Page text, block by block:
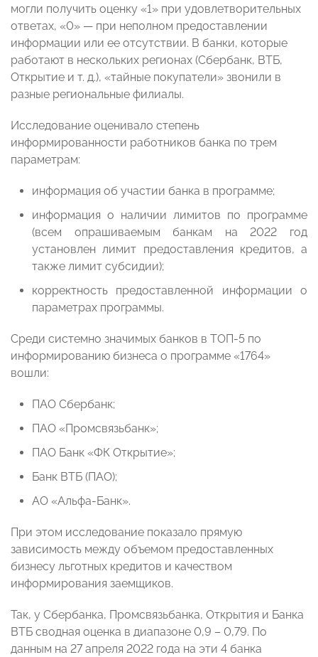
могли получить оценку «1» при удовлетворительных
ответах, «0» — при неполном предоставлении
информации или ее отсутствии. В банки, которые
работают в нескольких регионах (Сбербанк, ВТБ,
Открытие и т. д.), «тайные покупатели» звонили в
разные региональные филиалы.
Исследование оценивало степень
информированности работников банка по трем
параметрам:
информация об участии банка в программе;
информация о наличии лимитов по программе
(всем опрашиваемым банкам на 2022 год
установлен лимит предоставления кредитов, а
также лимит субсидии);
корректность предоставленной информации о
параметрах программы.
Среди системно значимых банков в ТОП-5 по
информированию бизнеса о программе «1764»
вошли:
ПАО Сбербанк;
ПАО «Промсвязьбанк»;
ПАО Банк «ФК Открытие»;
Банк ВТБ (ПАО);
АО «Альфа-Банк».
При этом исследование показало прямую
зависимость между объемом предоставленных
бизнесу льготных кредитов и качеством
информирования заемщиков.
Так, у Сбербанка, Промсвязьбанка, Открытия и Банка
ВТБ сводная оценка в диапазоне 0,9 – 0,79. По
данным на 27 апреля 2022 года на эти 4 банка